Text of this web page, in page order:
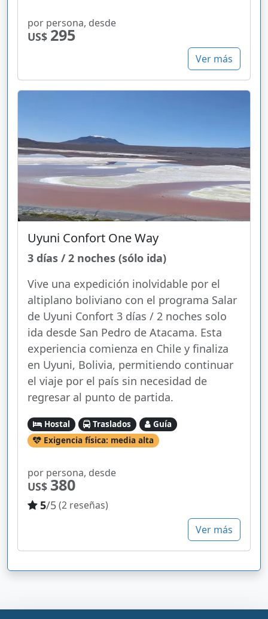
por persona, desde
US$ 295
Ver más
Uyuni Confort One Way
3 días / 2 noches (sólo ida)
Vive una expedición inolvidable por el
altiplano boliviano con el programa Salar
de Uyuni Confort 3 días / 2 noches solo
ida desde San Pedro de Atacama. Esta
experiencia comienza en Chile y finaliza
en Uyuni, Bolivia, permitiendo continuar
el viaje por el país sin necesidad de
regresar al punto de partida.
Hostal Traslados
Guía
Exigencia física: media alta
por persona, desde
US$ 380
5/5(2 reseñas)
Ver más